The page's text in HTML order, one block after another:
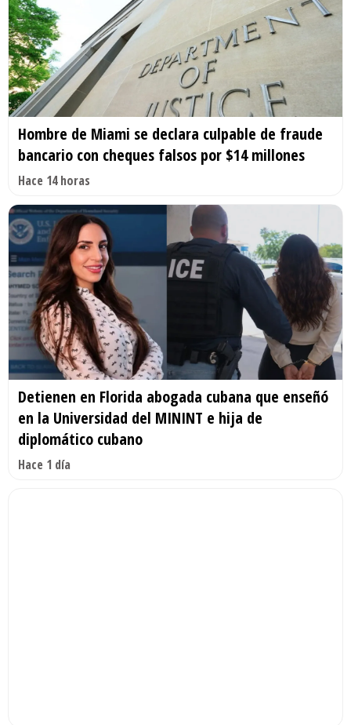
Hombre de Miami se declara culpable de fraude
bancario con cheques falsos por $14 millones
Hace 14 horas
Detienen en Florida abogada cubana que enseñó
en la Universidad del MININT e hija de
diplomático cubano
Hace 1 día